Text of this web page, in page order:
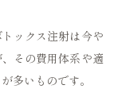
ックス注射は今や
その費用体系や適
多いものです。